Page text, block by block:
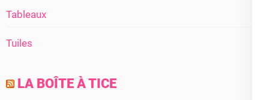
Tableaux
Tuiles
LA BOÎTE À TICE